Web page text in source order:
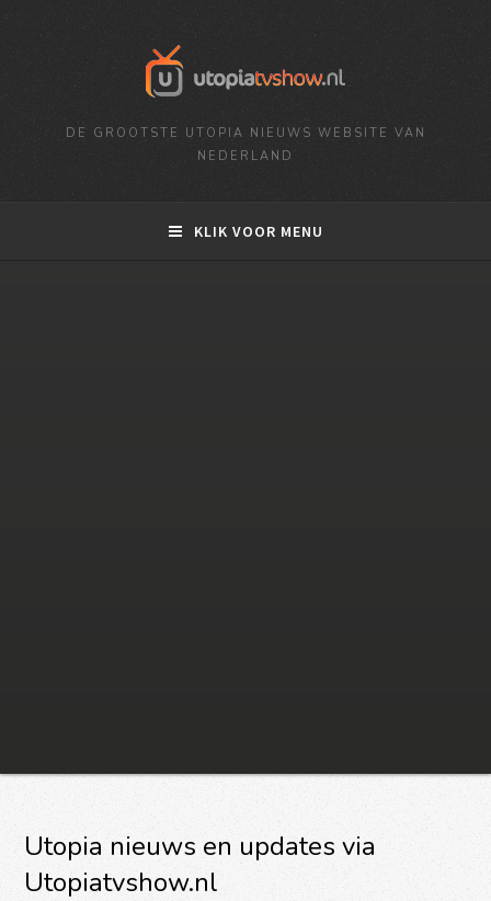
DE GROOTSTE UTOPIA NIEUWS WEBSITE VAN
NEDERLAND
KLIK VOOR MENU
Utopia nieuws en updates via
Utopiatvshow.nl